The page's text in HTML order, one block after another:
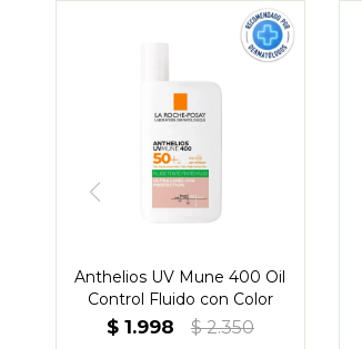
Anthelios UV Mune 400 Oil
Control Fluido con Color
$ 1.998 $ 2.350